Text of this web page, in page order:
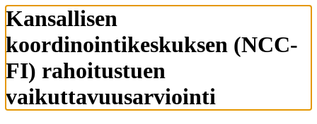
Kansallisen
koordinointikeskuksen (NCC-
FI) rahoitustuen
vaikuttavuusarviointi